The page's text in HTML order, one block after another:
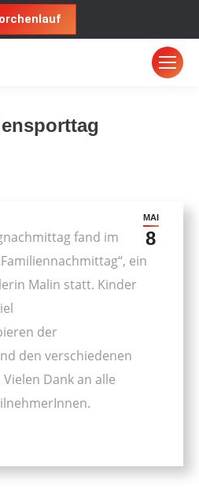
MAI
8
fand im
ein
Malin statt. Kinder
der
den verschiedenen
Dank an alle